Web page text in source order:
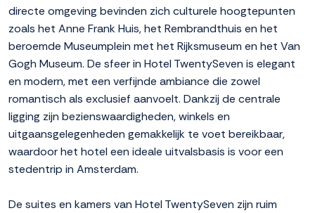
directe omgeving bevinden zich culturele hoogtepunten
zoals het Anne Frank Huis, het Rembrandthuis en het
beroemde Museumplein met het Rijksmuseum en het Van
Gogh Museum. De sfeer in Hotel TwentySeven is elegant
en modern, met een verfijnde ambiance die zowel
romantisch als exclusief aanvoelt. Dankzij de centrale
ligging zijn bezienswaardigheden, winkels en
uitgaansgelegenheden gemakkelijk te voet bereikbaar,
waardoor het hotel een ideale uitvalsbasis is voor een
stedentrip in Amsterdam.
De suites en kamers van Hotel TwentySeven zijn ruim